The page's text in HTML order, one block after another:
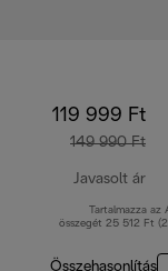
119 999 Ft
149 990 Ft
Javasolt ár
Tartalmazza az
összegét 25 512 Ft
Összehasonlítás